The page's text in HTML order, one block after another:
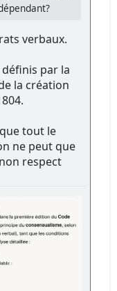
verbaux.
par la
la création
tout le
ne peut que
respect